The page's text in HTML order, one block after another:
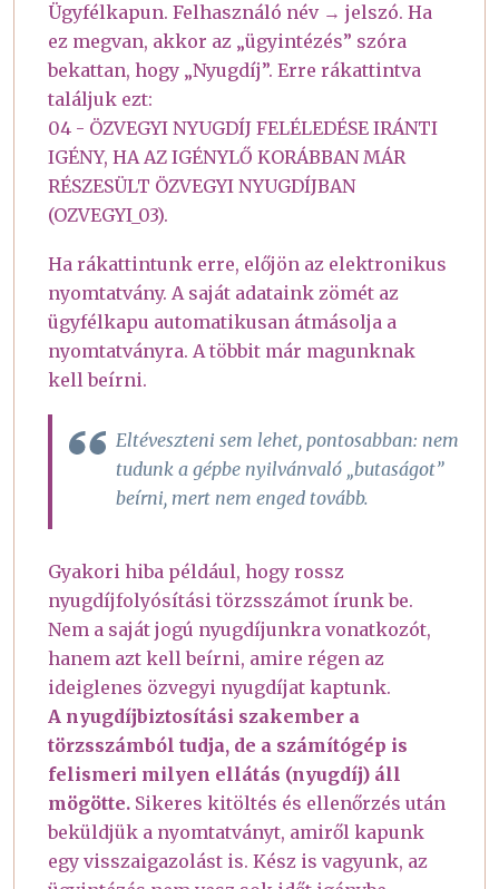
Ügyfélkapun. Felhasználó név → jelszó. Ha
ez megvan, akkor az „ügyintézés” szóra
bekattan, hogy „Nyugdíj”. Erre rákattintva
találjuk ezt:
04 - ÖZVEGYI NYUGDÍJ FELÉLEDÉSE IRÁNTI
IGÉNY, HA AZ IGÉNYLŐ KORÁBBAN MÁR
RÉSZESÜLT ÖZVEGYI NYUGDÍJBAN
(OZVEGYI_03).
Ha rákattintunk erre, előjön az elektronikus
nyomtatvány. A saját adataink zömét az
ügyfélkapu automatikusan átmásolja a
nyomtatványra. A többit már magunknak
kell beírni.
Eltéveszteni sem lehet, pontosabban: nem
tudunk a gépbe nyilvánvaló „butaságot”
beírni, mert nem enged tovább.
Gyakori hiba például, hogy rossz
nyugdíjfolyósítási törzsszámot írunk be.
Nem a saját jogú nyugdíjunkra vonatkozót,
hanem azt kell beírni, amire régen az
ideiglenes özvegyi nyugdíjat kaptunk.
A nyugdíjbiztosítási szakember a
törzsszámból tudja, de a számítógép is
felismeri milyen ellátás (nyugdíj) áll
mögötte. Sikeres kitöltés és ellenőrzés után
beküldjük a nyomtatványt, amiről kapunk
egy visszaigazolást is. Kész is vagyunk, az